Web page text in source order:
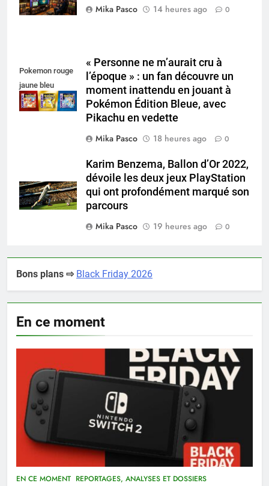
Mika Pasco 14 heures ago 0
Pokemon rouge
jaune bleu
« Personne ne m’aurait cru à
l’époque » : un fan découvre un
moment inattendu en jouant à
Pokémon Édition Bleue, avec
Pikachu en vedette
Mika Pasco
18 heures ago 0
Karim Benzema, Ballon d’Or 2022,
dévoile les deux jeux PlayStation
qui ont profondément marqué son
parcours
Mika Pasco
19 heures ago 0
Bons plans ⇨ Black Friday 2026
En ce moment
EN CE MOMENT REPORTAGES, ANALYSES ET DOSSIERS